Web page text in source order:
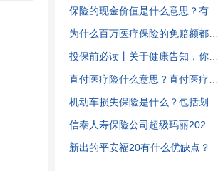
保险的现金价值是什么意思？有什么作用？怎么算？
为什么百万医疗保险的免赔额都是1万/年？
投保前必读丨关于健康告知，你想知道的都在这里了
直付医疗险什么意思？直付医疗险有什么作用？有哪些直付医疗险的产品？
机动车损失保险是什么？包括划痕、玻璃吗？有必要买吗？
信泰人寿保险公司超级玛丽2020max能买吗，有哪些优点和缺点，多少钱
新出的平安福20有什么优缺点？